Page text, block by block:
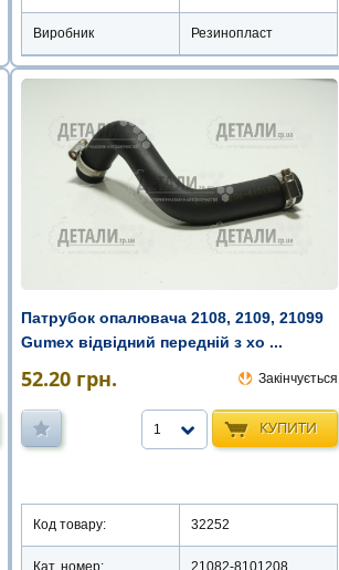
Виробник Резинопласт
Патрубок опалювача 2108, 2109, 21099
Gumex відвідний передній з хо ...
52.20 грн. Закінчується
КУПИТИ
1
Код товару: 32252
Кат. номер: 21082-8101208 ...